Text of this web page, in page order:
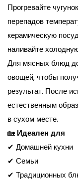
Прогревайте
перепадов
керамическую
наливайте
Для мясных блюд
овощей, чтобы
результат. После
естественным
в сухом месте.
🏡 Идеален для
✔ Домашней кухни
✔ Семьи
✔ Традиционных